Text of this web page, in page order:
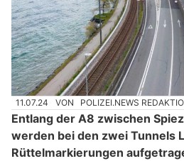
11.07.24 VON POLIZEI.NEWS
Entlang der A8 zwischen
werden bei den zwei Tunnels
Rüttelmarkierungen